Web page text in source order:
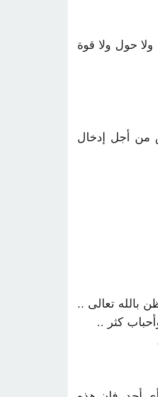
ولا حول ولا قوة
من أجل إدخال
بالله تعالى ..
كثر ..